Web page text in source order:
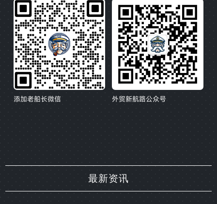
添加老船长微信 外贸新航路公众号
最新资讯